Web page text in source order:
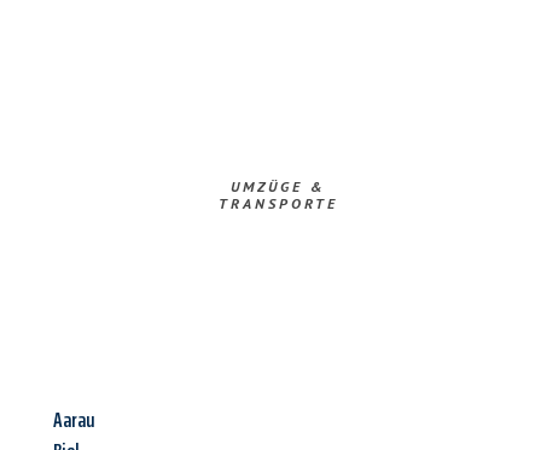
UMZÜGE &
TRANSPORTE
Aarau